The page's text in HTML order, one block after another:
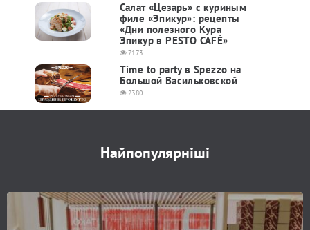
Салат «Цезарь» с куриным
филе «Эпикур»: рецепты
«Дни полезного Кура
Эпикур в PESTO CAFÉ»
7173
Time to party в Spezzo на
Большой Васильковской
2380
Найпопулярніші